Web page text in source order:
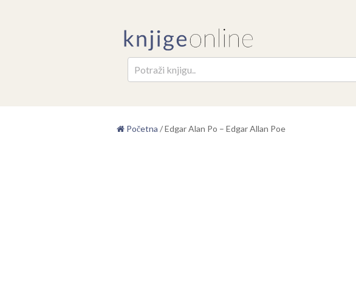
Početna /Edgar Alan Po – Edgar Allan Poe